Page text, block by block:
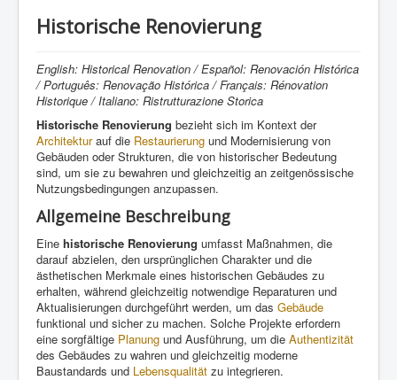
Historische Renovierung
English: Historical Renovation / Español: Renovación Histórica
/ Português: Renovação Histórica / Français: Rénovation
Historique / Italiano: Ristrutturazione Storica
Historische Renovierung bezieht sich im Kontext der
Architekturauf die Restaurierung und Modernisierung von
Gebäuden oder Strukturen, die von historischer Bedeutung
sind, um sie zu bewahren und gleichzeitig an zeitgenössische
Nutzungsbedingungen anzupassen.
Allgemeine Beschreibung
Eine historische Renovierung umfasst Maßnahmen, die
darauf abzielen, den ursprünglichen Charakter und die
ästhetischen Merkmale eines historischen Gebäudes zu
erhalten, während gleichzeitig notwendige Reparaturen und
Aktualisierungen durchgeführt werden, um das Gebäude
funktional und sicher zu machen. Solche Projekte erfordern
eine sorgfältige Planung und Ausführung, um die Authentizität
des Gebäudes zu wahren und gleichzeitig moderne
Baustandards und Lebensqualität zu integrieren.